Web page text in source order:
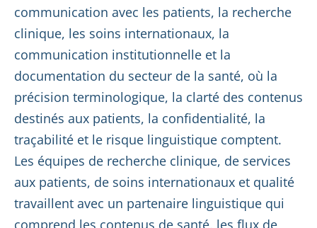
communication avec les patients, la recherche
clinique, les soins internationaux, la
communication institutionnelle et la
documentation du secteur de la santé, où la
précision terminologique, la clarté des contenus
destinés aux patients, la confidentialité, la
traçabilité et le risque linguistique comptent.
Les équipes de recherche clinique, de services
aux patients, de soins internationaux et qualité
travaillent avec un partenaire linguistique qui
comprend les contenus de santé, les flux de